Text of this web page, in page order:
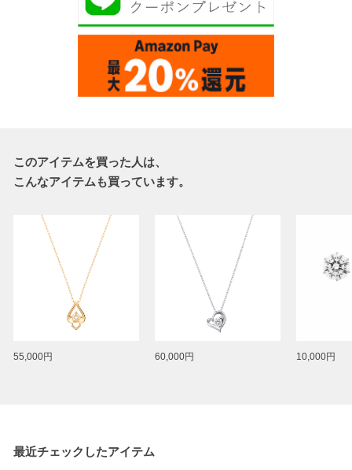
このアイテムを買った人は、
こんなアイテムも買っています。
55,000円 60,000円 10,000円
最近チェックしたアイテム